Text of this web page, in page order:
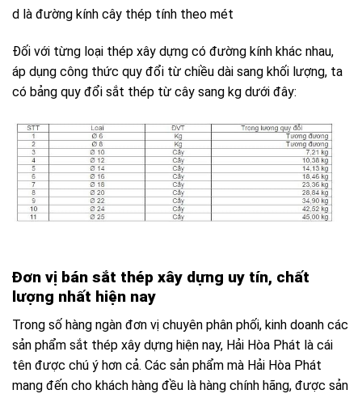
d là đường kính cây thép tính theo mét
Đối với từng loại thép xây dựng có đường kính khác nhau,
áp dụng công thức quy đổi từ chiều dài sang khối lượng, ta
có bảng quy đổi sắt thép từ cây sang kg dưới đây:
Đơn vị bán sắt thép xây dựng uy tín, chất
lượng nhất hiện nay
Trong số hàng ngàn đơn vị chuyên phân phối, kinh doanh các
sản phẩm sắt thép xây dựng hiện nay, Hải Hòa Phát là cái
tên được chú ý hơn cả. Các sản phẩm mà Hải Hòa Phát
mang đến cho khách hàng đều là hàng chính hãng, được sản